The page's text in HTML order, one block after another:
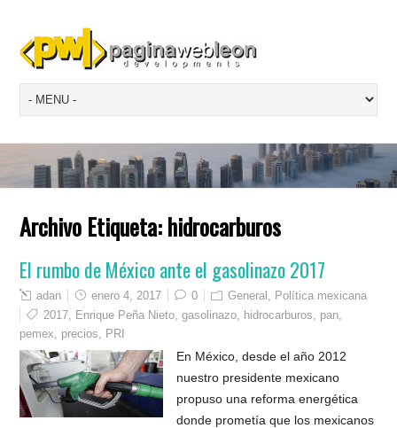
Archivo Etiqueta:hidrocarburos
El rumbo de México ante el gasolinazo 2017
adan enero 4, 2017 0 General
Política mexicana
2017
Enrique Peña Nieto ,gasolinazo hidrocarburos pan
pemex
precios PRI
En México, desde el año 2012
nuestro presidente mexicano
propuso una reforma energética
donde prometía que los mexicanos